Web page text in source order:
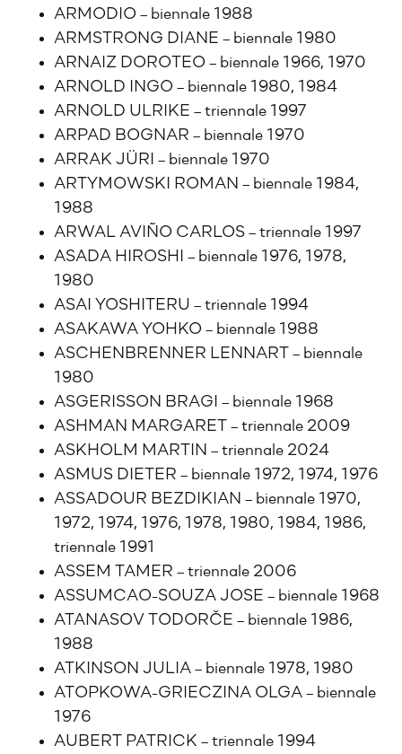
ARMODIO – biennale 1988
ARMSTRONG DIANE – biennale 1980
ARNAIZ DOROTEO – biennale 1966, 1970
ARNOLD INGO – biennale 1980, 1984
ARNOLD ULRIKE – triennale 1997
ARPAD BOGNAR – biennale 1970
ARRAK JÜRI – biennale 1970
ARTYMOWSKI ROMAN – biennale 1984,
1988
ARWAL AVIÑO CARLOS – triennale 1997
ASADA HIROSHI – biennale 1976, 1978,
1980
ASAI YOSHITERU – triennale 1994
ASAKAWA YOHKO – biennale 1988
ASCHENBRENNER LENNART – biennale
1980
ASGERISSON BRAGI – biennale 1968
ASHMAN MARGARET – triennale 2009
ASKHOLM MARTIN – triennale 2024
ASMUS DIETER – biennale 1972, 1974, 1976
ASSADOUR BEZDIKIAN – biennale 1970,
1972, 1974, 1976, 1978, 1980, 1984, 1986,
triennale 1991
ASSEM TAMER – triennale 2006
ASSUMCAO-SOUZA JOSE – biennale 1968
ATANASOV TODORČE – biennale 1986,
1988
ATKINSON JULIA – biennale 1978, 1980
ATOPKOWA-GRIECZINA OLGA – biennale
1976
AUBERT PATRICK – triennale 1994